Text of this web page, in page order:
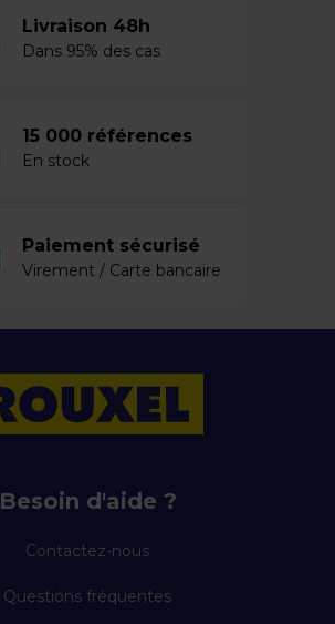
Livraison 48h
Dans 95% des cas
15 000 références
En stock
Paiement sécurisé
Virement / Carte bancaire
Besoin d'aide ?
Contactez-nous
Questions fréquentes